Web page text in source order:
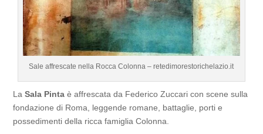
Sale affrescate nella Rocca Colonna – retedimorestorichelazio.it
LaSala Pinta è affrescata da Federico Zuccari con scene sulla
fondazione di Roma, leggende romane, battaglie, porti e
possedimenti della ricca famiglia Colonna.